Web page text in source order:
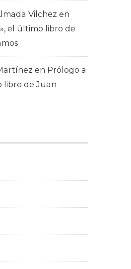
Vilchez en
el último libro de
en Prólogo a
libro de Juan